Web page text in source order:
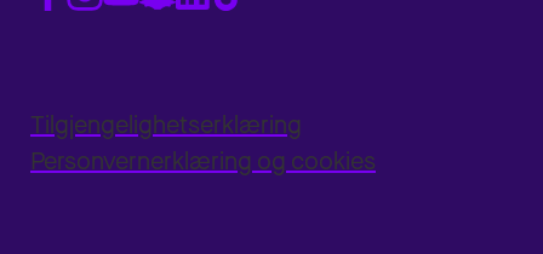
Tilgjengelighetserklæring
Personvernerklæring og cookies